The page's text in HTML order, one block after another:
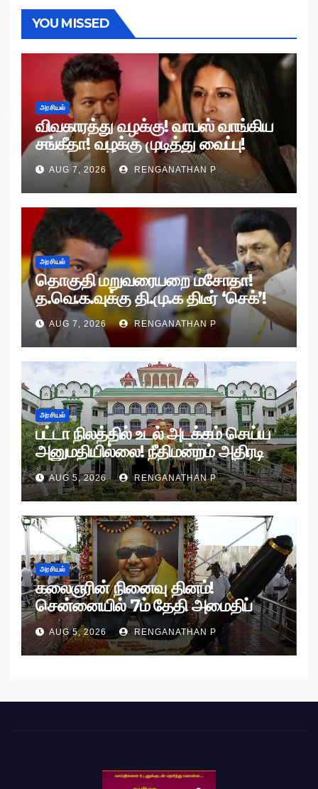
YOU MISSED
அரசியல்
விவகாரத்து வழக்கு! வாபஸ் வாங்கிய
சங்கீதா! வழக்கு முடித்து வைப்பு!
AUG 7, 2026 RENGANATHAN P
அரசியல்
தொகுதி மறுவரையறை மசோதா!
த.வெ.க.வுக்கு தி.மு.க திடீர் ‘செக்’!
AUG 7, 2026 RENGANATHAN P
அரசியல்
பட்டா நிலத்தில் உடல் அடக்கம் செய்ய
அனுமதியில்லை! நீதிமன்றம் அதிரடி
உத்தரவு!
AUG 5, 2026 RENGANATHAN P
அரசியல்
கலைஞரின் நினைவு தினம்!
சென்னையில் 7ம் தேதி அமைதிப்
பேரணி!
AUG 5, 2026 RENGANATHAN P